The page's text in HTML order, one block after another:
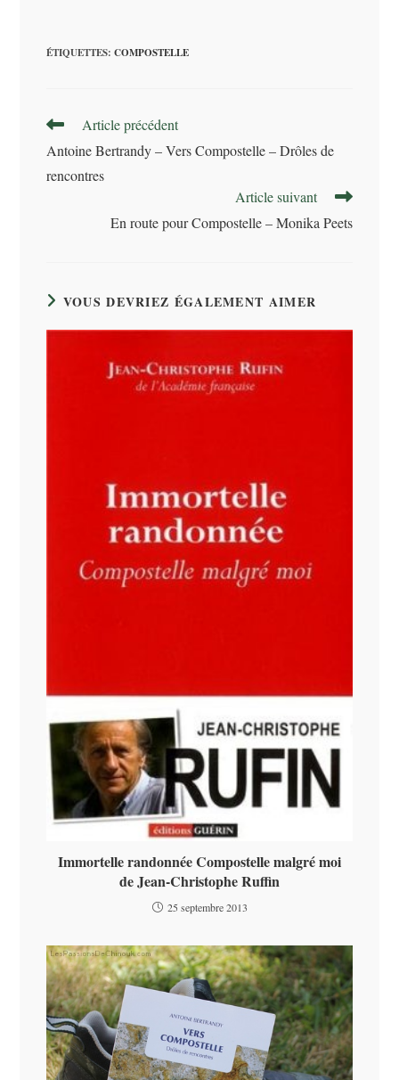
ÉTIQUETTES:COMPOSTELLE
Read
articles
Article précédent
Antoine Bertrandy – Vers Compostelle – Drôles de
rencontres
Article suivant
En route pour Compostelle – Monika Peets
VOUS DEVRIEZ ÉGALEMENT AIMER
Immortelle randonnée Compostelle malgré moi
de Jean-Christophe Ruffin
25 septembre 2013